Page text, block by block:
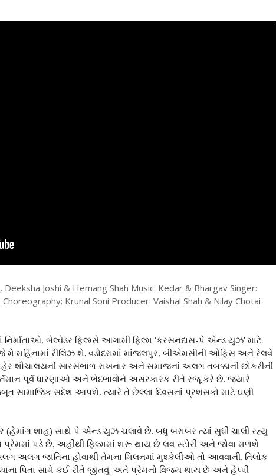
Deeksha Joshi & Hemang Shah Music: Kedar & Bhargav Singer:
Krunal Soni Producer: Vaishal Shah & Nilay Chotai
નિર્માતાઓ, બેલ્વેડર ફિલ્મ્સે આગામી ફિલ્મ ‘કરસનદાસ-પે એન્ડ યુઝ’ માટે
મહિનામાં રીલિઝ શે. વડોદરામાં માંજલપુર, બીએમસીની ઓફિસ અને રેલવે
શૌચાલયની સારસંભાળ રાખનાર અને સમાજનાં અલગ તબક્કાની છોકરીની
પૂર્વ ધારણાઓ અને ભેદભાવોને અસરકારક રીતે રજૂ કરે છે. જયારે
સામાજિક સંદેશ આપશે, ત્યારે તે છેલ્લા દિવસનાં પ્રશંસકો માટે ઘણી
(હેમાંગ શાહ) સાથે પે એન્ડ યુઝ ચલાવે છે. બધુ બરાબર ત્યાં સુધી ચાલી રહ્યું
પ્રેમમાં પડે છે. અહીંથી ફિલ્મમાં શરૂ થાય છે લવ સ્ટોરી અને જોવા મળશે
અલગ જાતિના હોવાથી તેમના મિલનમાં મુશ્કેલીઓ તો આવવાની. તિલોક
પિતા સામે કંઈ રીતે જીતવું. અંતે પ્રેમનો વિજય થાય છે અને હેપ્પી